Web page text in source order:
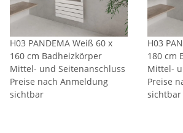
H03 PANDEMA Weiß 60 x
160 cm Badheizkörper
Mittel- und Seitenanschluss
Preise nach Anmeldung
sichtbar
H03
180 cm
Mittel-
Preise
sichtbar